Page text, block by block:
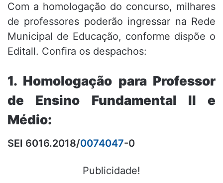
Com a homologação do concurso, milhares
de professores poderão ingressar na Rede
Municipal de Educação, conforme dispõe o
Editall. Confira os despachos:
1. Homologação para Professor
de Ensino Fundamental II e
Médio:
SEI 6016.2018/0074047-0
Publicidade!